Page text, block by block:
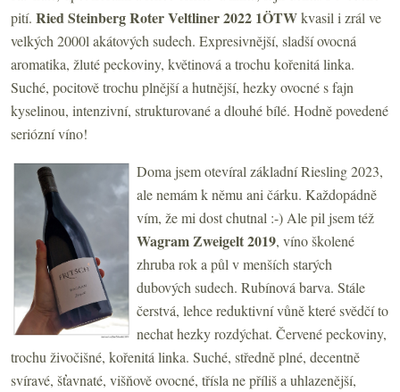
pití. Ried Steinberg Roter Veltliner 2022 1ÖTWkvasil i zrál ve
velkých 2000l akátových sudech. Expresivnější, sladší ovocná
aromatika, žluté peckoviny, květinová a trochu kořenitá linka.
Suché, pocitově trochu plnější a hutnější, hezky ovocné s fajn
kyselinou, intenzivní, strukturované a dlouhé bílé. Hodně povedené
seriózní víno!
Doma jsem otevíral základní Riesling 2023,
ale nemám k němu ani čárku. Každopádně
vím, že mi dost chutnal :-) Ale pil jsem též
Wagram Zweigelt 2019, víno školené
zhruba rok a půl v menších starých
dubových sudech. Rubínová barva. Stále
čerstvá, lehce reduktivní vůně které svědčí to
nechat hezky rozdýchat. Červené peckoviny,
trochu živočišné, kořenitá linka. Suché, středně plné, decentně
svíravé, šťavnaté, višňově ovocné, třísla ne příliš a uhlazenější,